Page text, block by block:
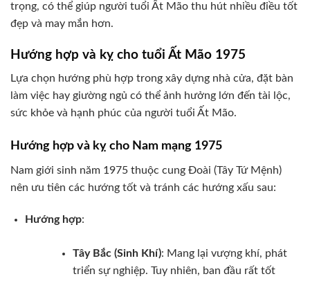
trọng, có thể giúp người tuổi Ất Mão thu hút nhiều điều tốt
đẹp và may mắn hơn.
Hướng hợp và kỵ cho tuổi Ất Mão 1975
Lựa chọn hướng phù hợp trong xây dựng nhà cửa, đặt bàn
làm việc hay giường ngủ có thể ảnh hưởng lớn đến tài lộc,
sức khỏe và hạnh phúc của người tuổi Ất Mão.
Hướng hợp và kỵ cho Nam mạng 1975
Nam giới sinh năm 1975 thuộc cung Đoài (Tây Tứ Mệnh)
nên ưu tiên các hướng tốt và tránh các hướng xấu sau:
Hướng hợp:
Tây Bắc (Sinh Khí): Mang lại vượng khí, phát
triển sự nghiệp. Tuy nhiên, ban đầu rất tốt